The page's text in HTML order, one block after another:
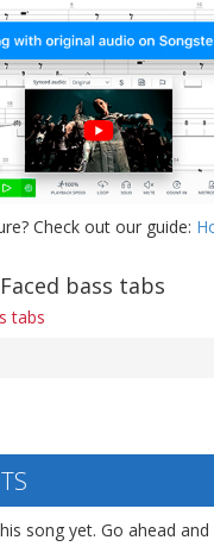
Check out our guide:
bass tabs
tabs
song yet. Go ahead